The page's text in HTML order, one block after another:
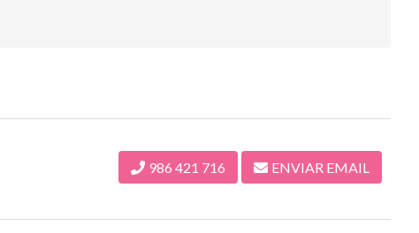
986 421 716 ENVIAR EMAIL